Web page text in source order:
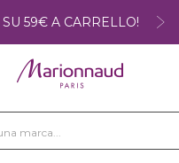
SU 59€ A CARRELLO!